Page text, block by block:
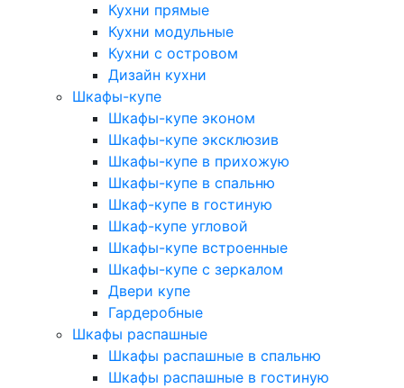
Кухни прямые
Кухни модульные
Кухни с островом
Дизайн кухни
Шкафы-купе
Шкафы-купе эконом
Шкафы-купе эксклюзив
Шкафы-купе в прихожую
Шкафы-купе в спальню
Шкаф-купе в гостиную
Шкаф-купе угловой
Шкафы-купе встроенные
Шкафы-купе с зеркалом
Двери купе
Гардеробные
Шкафы распашные
Шкафы распашные в спальню
Шкафы распашные в гостиную